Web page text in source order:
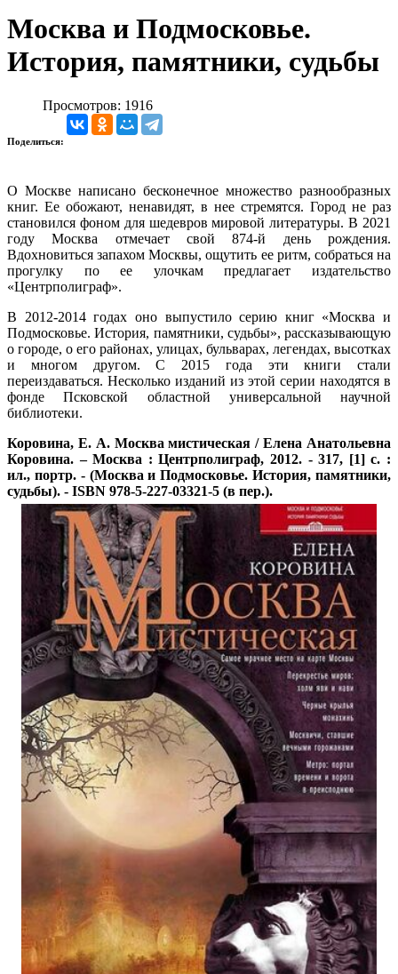
Москва и Подмосковье.
История, памятники, судьбы
Просмотров: 1916
Поделиться:
О Москве написано бесконечное множество разнообразных
книг. Ее обожают, ненавидят, в нее стремятся. Город не раз
становился фоном для шедевров мировой литературы. В 2021
году Москва отмечает свой 874-й день рождения.
Вдохновиться запахом Москвы, ощутить ее ритм, собраться на
прогулку по ее улочкам предлагает издательство
«Центрполиграф».
В 2012-2014 годах оно выпустило серию книг «Москва и
Подмосковье. История, памятники, судьбы», рассказывающую
о городе, о его районах, улицах, бульварах, легендах, высотках
и многом другом. С 2015 года эти книги стали
переиздаваться. Несколько изданий из этой серии находятся в
фонде Псковской областной универсальной научной
библиотеки.
Коровина, Е. А. Москва мистическая / Елена Анатольевна
Коровина. – Москва : Центрполиграф, 2012. - 317, [1] с. :
ил., портр. - (Москва и Подмосковье. История, памятники,
судьбы). - ISBN 978-5-227-03321-5 (в пер.).